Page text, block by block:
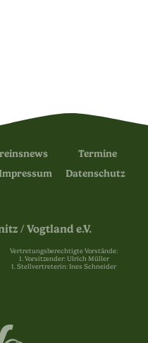
Termine
Datenschutz
/ Vogtland e.V.
Vertretungsberechtigte Vorstände:
1. Vorsitzender: Ulrich Müller
1. Stellvertreterin: Ines Schneider